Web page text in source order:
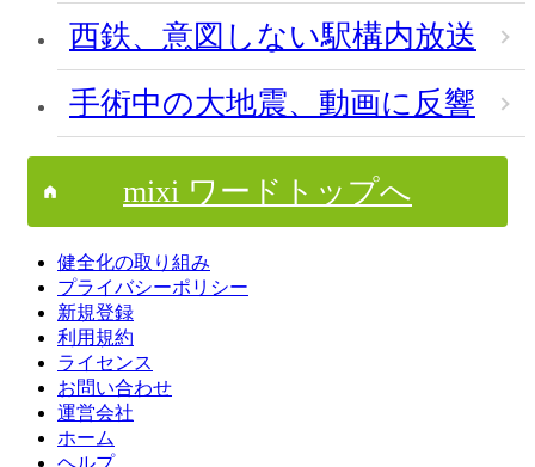
西鉄、意図しない駅構内放送
手術中の大地震、動画に反響
mixi ワードトップへ
健全化の取り組み
プライバシーポリシー
新規登録
利用規約
ライセンス
お問い合わせ
運営会社
ホーム
ヘルプ